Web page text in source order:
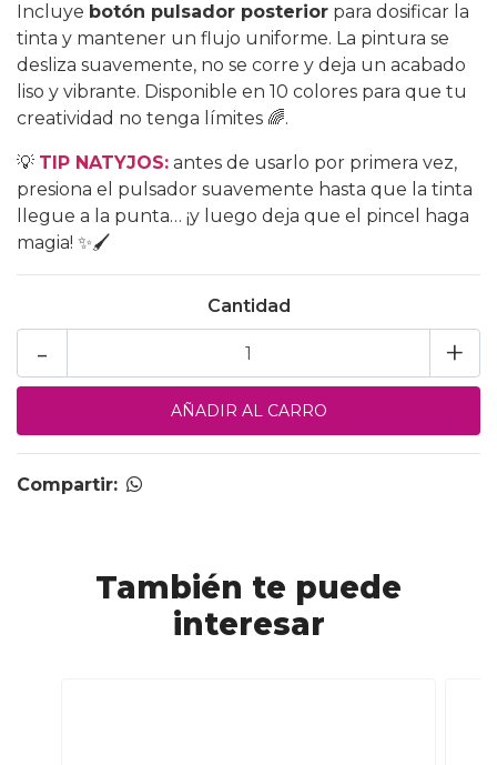
Incluye botón pulsador posterior para dosificar la
tinta y mantener un flujo uniforme. La pintura se
desliza suavemente, no se corre y deja un acabado
liso y vibrante. Disponible en 10 colores para que tu
creatividad no tenga límites 🌈.
💡 TIP NATYJOS: antes de usarlo por primera vez,
presiona el pulsador suavemente hasta que la tinta
llegue a la punta… ¡y luego deja que el pincel haga
magia! ✨🖌️
Cantidad
+
-
Compartir:
También te puede
interesar